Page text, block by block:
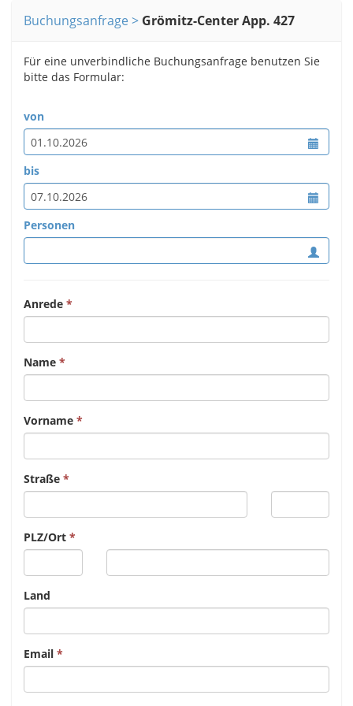
Buchungsanfrage Grömitz-Center App. 427
Für eine unverbindliche Buchungsanfrage benutzen Sie
bitte das Formular:
von
bis
Personen
Anrede
Name
Vorname
Straße
PLZ/Ort
Land
Email